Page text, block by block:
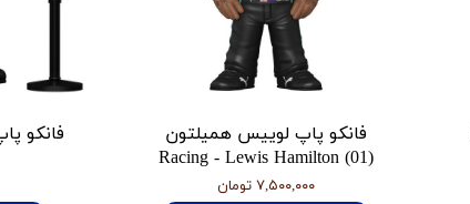
فانکو پاپ لوییس همیلتون
Racing - Lewis Hamilton (01)
۷,۵۰۰,۰۰۰ تومان